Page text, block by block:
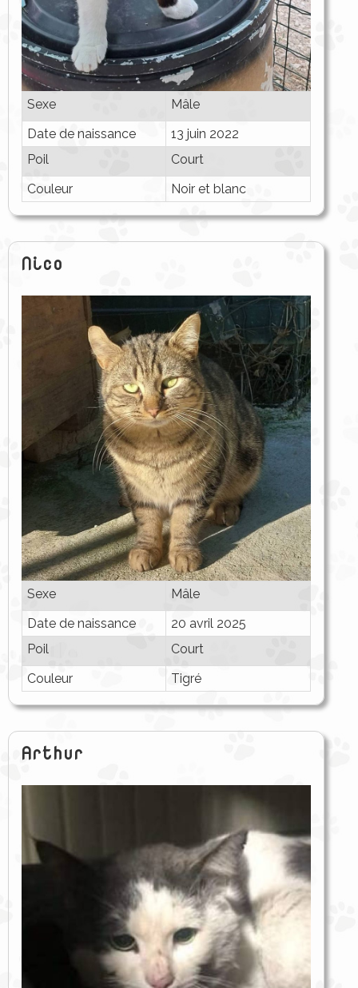
Sexe
Mâle
Date de naissance
13 juin 2022
Poil
Court
Couleur
Noir et blanc
Nico
Sexe
Mâle
Date de naissance
20 avril 2025
Poil
Court
Couleur
Tigré
Arthur